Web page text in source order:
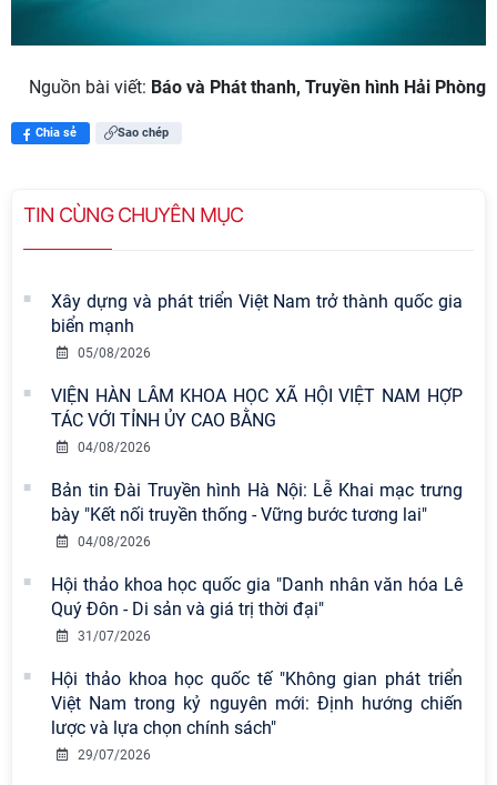
i
d
o
Nguồn bài viết: Báo và Phát thanh, Truyền hình Hải Phòng
Chia sẻ Sao chép
TIN CÙNG CHUYÊN MỤC
Xây dựng và phát triển Việt Nam trở thành quốc gia
biển mạnh
05/08/2026
VIỆN HÀN LÂM KHOA HỌC XÃ HỘI VIỆT NAM HỢP
TÁC VỚI TỈNH ỦY CAO BẰNG
04/08/2026
Bản tin Đài Truyền hình Hà Nội: Lễ Khai mạc trưng
bày "Kết nối truyền thống - Vững bước tương lai"
04/08/2026
Hội thảo khoa học quốc gia "Danh nhân văn hóa Lê
Quý Đôn - Di sản và giá trị thời đại"
31/07/2026
Hội thảo khoa học quốc tế "Không gian phát triển
Việt Nam trong kỷ nguyên mới: Định hướng chiến
lược và lựa chọn chính sách"
29/07/2026
Viện Hàn lâm Khoa học xã hội Việt
Nam có 02 tác phẩm đạt giải khuyến
khích tại Cuộc thi chính luận bảo vệ
nền tảng tư tưởng của Đảng năm
2026
Chi bộ Viện Sử học tổ chức Tọa đàm
chuyên đề: Đẩy mạnh học tập, thực
hành tư tưởng, đạo đức, phương
pháp, phong cách Hồ Chí Minh trong